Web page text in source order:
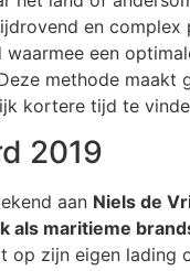
en
een
methode maakt
kortere tijd te
2019
aan Niels de
als maritieme
op zijn eigen lading